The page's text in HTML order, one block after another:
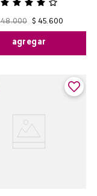
48.000 $ 45.600
agregar